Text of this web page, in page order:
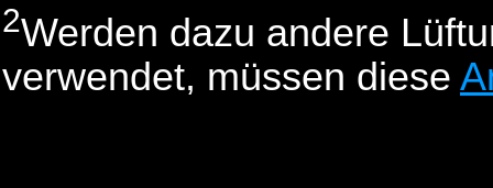
2Werden dazu andere
verwendet, müssen diese